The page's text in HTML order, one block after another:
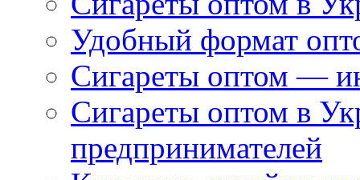
Удобный формат
Сигареты оптом —
Сигареты оптом в
предпринимателей